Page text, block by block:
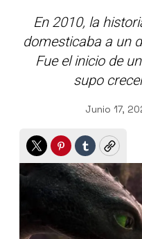
En 2010, la
domesticaba a un
Fue el inicio de
supo
Junio 17,
TwitterPinterest
TumblrCopy